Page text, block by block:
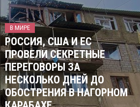
В МИРЕ
РОССИЯ, США И ЕС
ПРОВЕЛИ СЕКРЕТНЫЕ
ПЕРЕГОВОРЫ ЗА
НЕСКОЛЬКО ДНЕЙ ДО
ОБОСТРЕНИЯ В НАГОРНОМ